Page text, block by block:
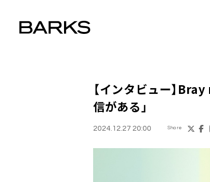
【インタビュー】
信がある」
2024.12.27 20:00 Share